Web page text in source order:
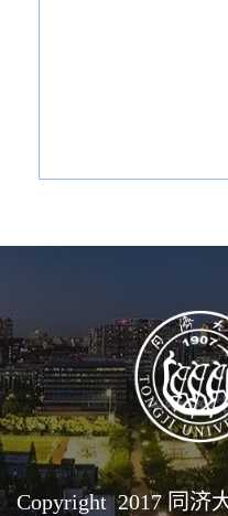
Copyright 2017 同济